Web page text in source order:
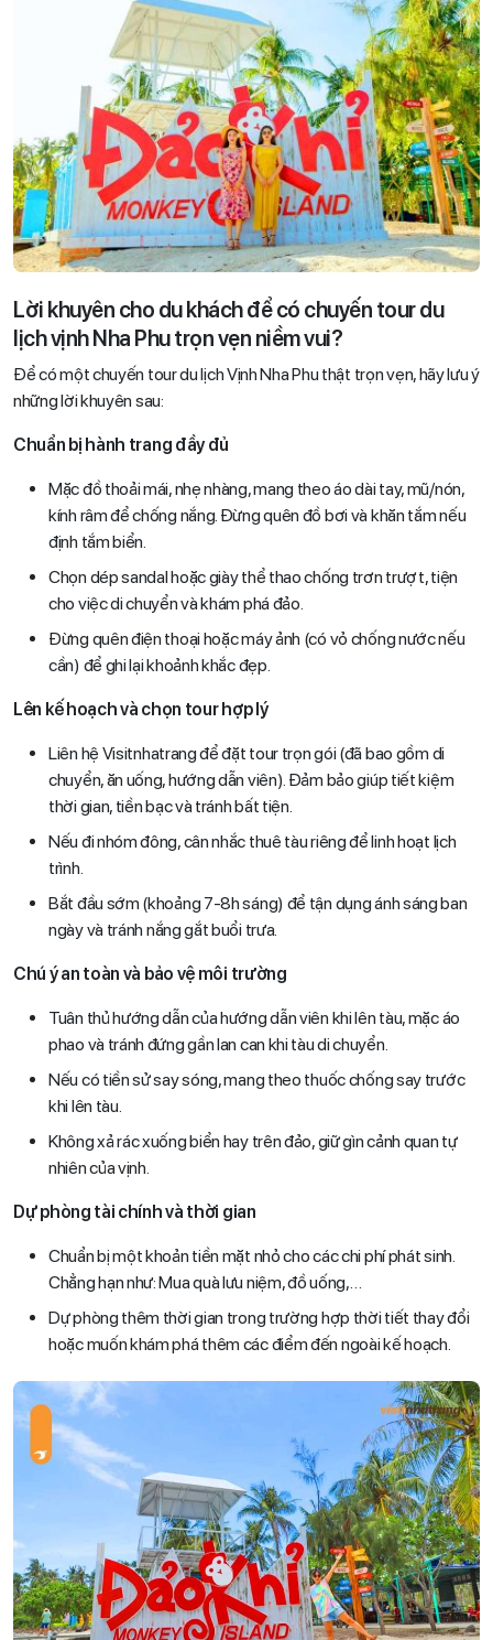
Lời khuyên cho du khách để có chuyến tour du
lịch vịnh Nha Phu trọn vẹn niềm vui?
Để có một chuyến tour du lịch Vịnh Nha Phu thật trọn vẹn, hãy lưu ý
những lời khuyên sau:
Chuẩn bị hành trang đầy đủ
Mặc đồ thoải mái, nhẹ nhàng, mang theo áo dài tay, mũ/nón,
kính râm để chống nắng. Đừng quên đồ bơi và khăn tắm nếu
định tắm biển.
Chọn dép sandal hoặc giày thể thao chống trơn trượt, tiện
cho việc di chuyển và khám phá đảo.
Đừng quên điện thoại hoặc máy ảnh (có vỏ chống nước nếu
cần) để ghi lại khoảnh khắc đẹp.
Lên kế hoạch và chọn tour hợp lý
Liên hệ Visitnhatrang để đặt tour trọn gói (đã bao gồm di
chuyển, ăn uống, hướng dẫn viên). Đảm bảo giúp tiết kiệm
thời gian, tiền bạc và tránh bất tiện.
Nếu đi nhóm đông, cân nhắc thuê tàu riêng để linh hoạt lịch
trình.
Bắt đầu sớm (khoảng 7-8h sáng) để tận dụng ánh sáng ban
ngày và tránh nắng gắt buổi trưa.
Chú ý an toàn và bảo vệ môi trường
Tuân thủ hướng dẫn của hướng dẫn viên khi lên tàu, mặc áo
phao và tránh đứng gần lan can khi tàu di chuyển.
Nếu có tiền sử say sóng, mang theo thuốc chống say trước
khi lên tàu.
Không xả rác xuống biển hay trên đảo, giữ gìn cảnh quan tự
nhiên của vịnh.
Dự phòng tài chính và thời gian
Chuẩn bị một khoản tiền mặt nhỏ cho các chi phí phát sinh.
Chẳng hạn như: Mua quà lưu niệm, đồ uống,…
Dự phòng thêm thời gian trong trường hợp thời tiết thay đổi
hoặc muốn khám phá thêm các điểm đến ngoài kế hoạch.